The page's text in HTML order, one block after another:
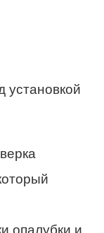
установкой
опалубки и